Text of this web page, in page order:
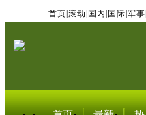
首页 滚动 国内 国际 军事